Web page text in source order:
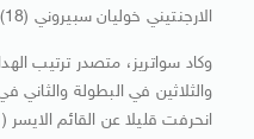
الارجنتيني خوليان سبيروني (18).
وكاد سواتريز، متصدر ترتيب
والثلاثين في البطولة والثاني